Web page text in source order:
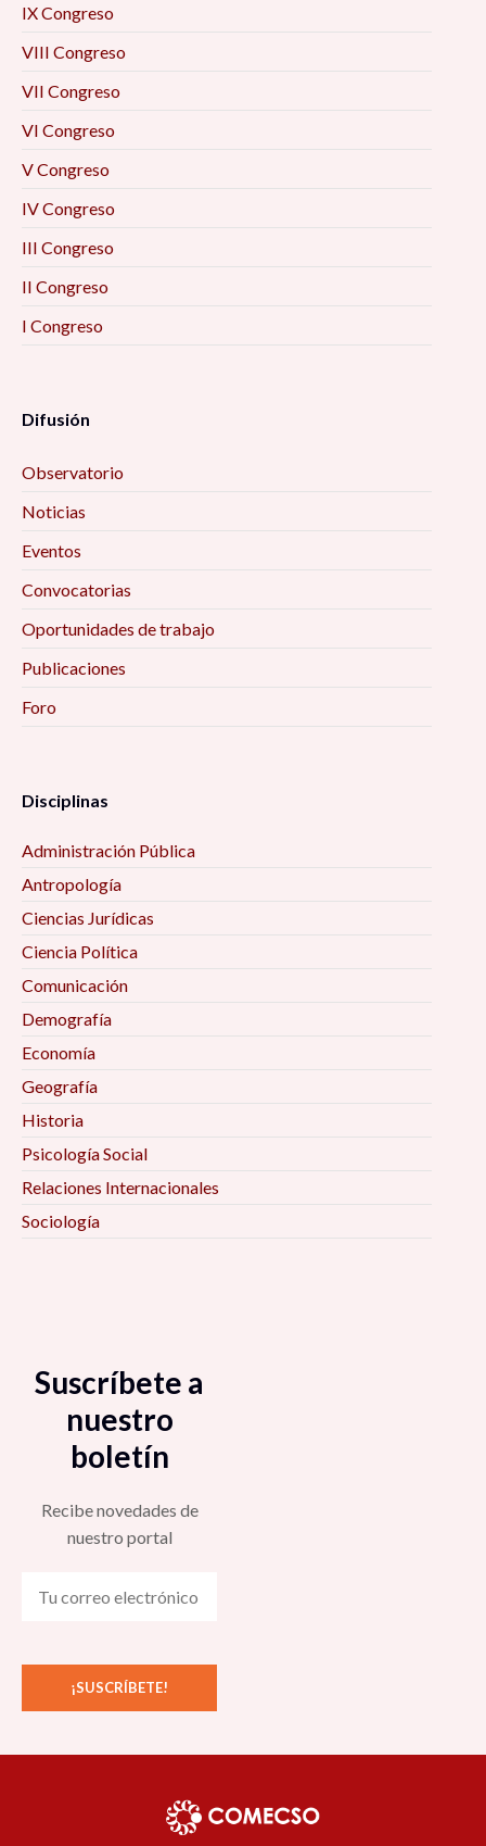
IX Congreso
VIII Congreso
VII Congreso
VI Congreso
V Congreso
IV Congreso
III Congreso
II Congreso
I Congreso
Difusión
Observatorio
Noticias
Eventos
Convocatorias
Oportunidades de trabajo
Publicaciones
Foro
Disciplinas
Administración Pública
Antropología
Ciencias Jurídicas
Ciencia Política
Comunicación
Demografía
Economía
Geografía
Historia
Psicología Social
Relaciones Internacionales
Sociología
Suscríbete a
nuestro
boletín
Recibe novedades de
nuestro portal